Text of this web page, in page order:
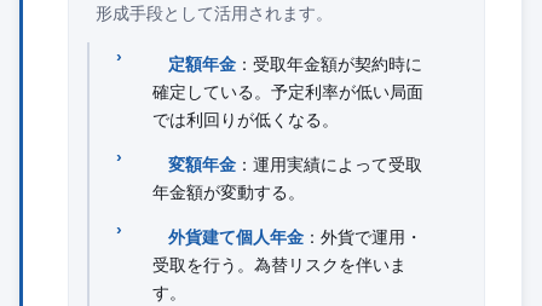
形成手段として活用されます。
定額年金 ：受取年金額が契約時に
確定している。予定利率が低い局面
では利回りが低くなる。
変額年金 ：運用実績によって受取
年金額が変動する。
外貨建て個人年金 ：外貨で運用・
受取を行う。為替リスクを伴いま
す。